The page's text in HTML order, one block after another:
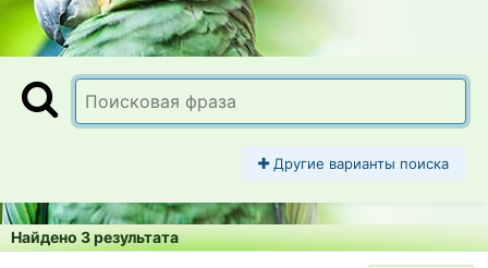
Другие варианты поиска
Найдено 3 результата